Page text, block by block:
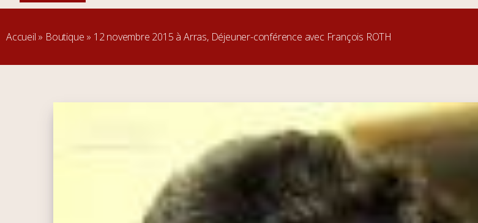
Accueil » Boutique » 12 novembre 2015 à Arras, Déjeuner-conférence avec François ROTH